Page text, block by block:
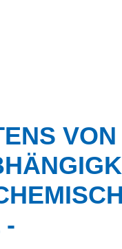
VON